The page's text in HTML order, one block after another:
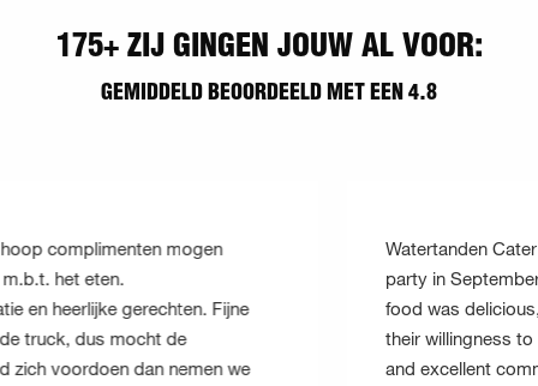
175+ ZIJ GINGEN JOUW AL VOOR:
GEMIDDELD BEOORDEELD MET EEN 4.8
Watertanden Catering truly made our office
party in September a memorable event. The
food was delicious, they were punctual, and
their willingness to accommodate our needs
and excellent communication made the whole